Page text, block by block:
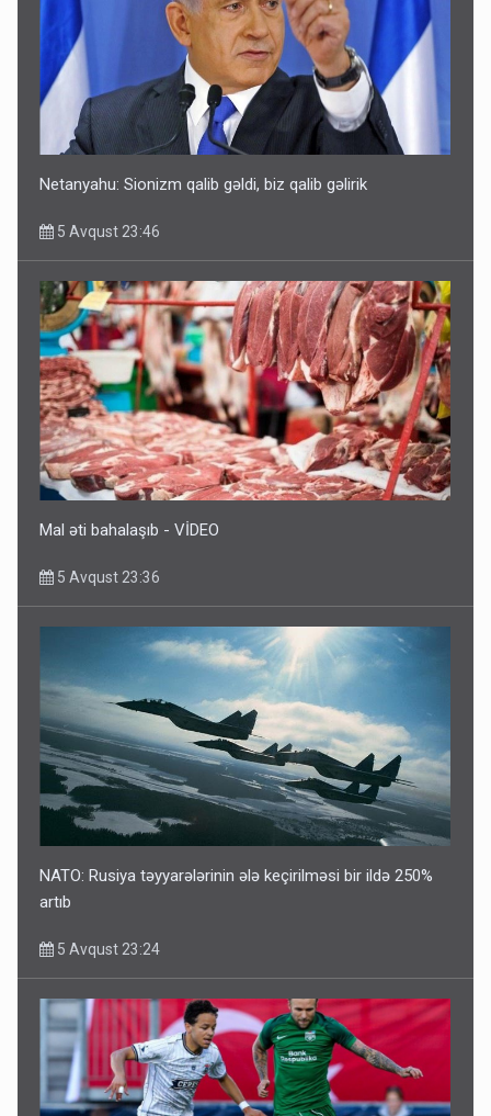
Netanyahu: Sionizm qalib gəldi, biz qalib gəlirik
5 Avqust 23:46
Mal əti bahalaşıb - VİDEO
5 Avqust 23:36
NATO: Rusiya təyyarələrinin ələ keçirilməsi bir ildə 250%
artıb
5 Avqust 23:24